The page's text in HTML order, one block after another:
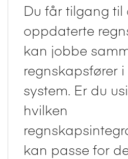
Du får tilgang til
oppdaterte
kan jobbe
regnskapsfører
system. Er du
hvilken
kan passe for